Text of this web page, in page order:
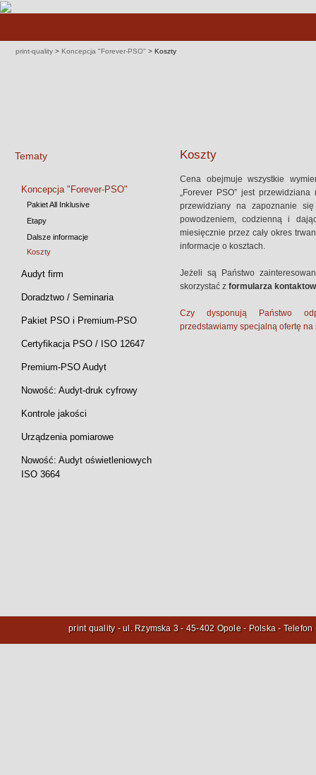
print-quality > Koncepcja "Forever-PSO" > Koszty
Koszty
Cena obejmuje wszystkie
„Forever PSO” jest
przewidziany na zapoznanie
powodzeniem, codzienną i
miesięcznie przez cały okres
informacje o kosztach.
Jeżeli są Państwo
skorzystać z formularza
Czy dysponują Państwo
przedstawiamy specjalną ofertę na
Tematy
Pomiń
Koncepcja "Forever-PSO"
Pakiet All Inklusive
Etapy
Dalsze informacje
Koszty
Audyt firm
Doradztwo / Seminaria
Pakiet PSO i Premium-PSO
Certyfikacja PSO / ISO 12647
Premium-PSO Audyt
Nowość: Audyt-druk cyfrowy
Kontrole jakości
Urządzenia pomiarowe
Nowość: Audyt oświetleniowych
ISO 3664
print quality -ul. Rzymska 3- 45-402 Opole- Polska - Telefon